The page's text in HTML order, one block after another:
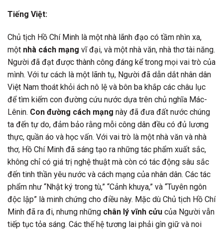
Tiếng Việt:
Chủ tịch Hồ Chí Minh là một nhà lãnh đạo có tầm nhìn xa,
một nhà cách mạng vĩ đại, và một nhà văn, nhà thơ tài năng.
Người đã đạt được thành công đáng kể trong mọi vai trò của
mình. Với tư cách là một lãnh tụ, Người đã dẫn dắt nhân dân
Việt Nam thoát khỏi ách nô lệ và bôn ba khắp các châu lục
để tìm kiếm con đường cứu nước dựa trên chủ nghĩa Mác-
Lênin. Con đường cách mạng này đã đưa đất nước chúng
ta đến tự do, đảm bảo rằng mỗi công dân đều có đủ lương
thực, quần áo và học vấn. Với vai trò là một nhà văn và nhà
thơ, Hồ Chí Minh đã sáng tạo ra những tác phẩm xuất sắc,
không chỉ có giá trị nghệ thuật mà còn có tác động sâu sắc
đến tinh thần yêu nước và cách mạng của nhân dân. Các tác
phẩm như “Nhật ký trong tù,” “Cảnh khuya,” và “Tuyên ngôn
độc lập” là minh chứng cho điều này. Mặc dù Chủ tịch Hồ Chí
Minh đã ra đi, nhưng những chân lý vĩnh cửu của Người vẫn
tiếp tục tỏa sáng. Các thế hệ tương lai phải gìn giữ và noi